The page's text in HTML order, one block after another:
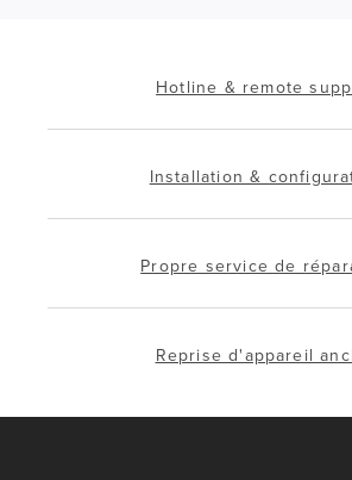
Hotline & remote
Installation &
Propre service de
Reprise d'appareil